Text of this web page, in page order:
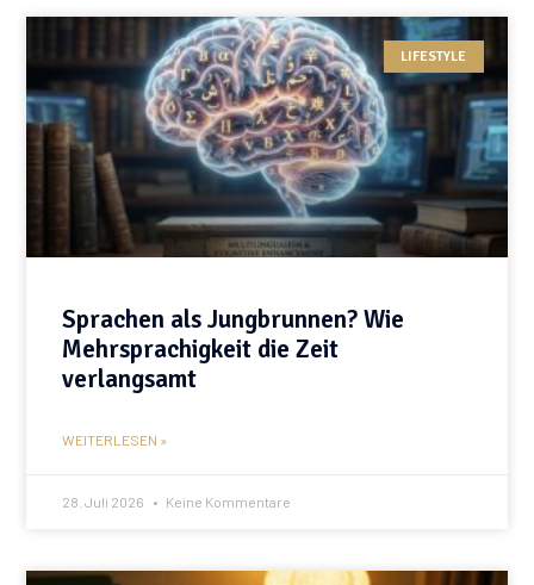
LIFESTYLE
Sprachen als Jungbrunnen? Wie
Mehrsprachigkeit die Zeit
verlangsamt
WEITERLESEN »
28. Juli 2026 Keine Kommentare